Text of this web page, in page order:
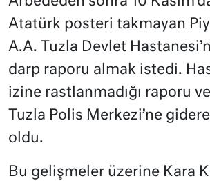
Atatürk posteri takmayan
A.A. Tuzla Devlet
darp raporu almak istedi.
izine rastlanmadığı raporu
Tuzla Polis Merkezi’ne
oldu.
Bu gelişmeler üzerine Kara